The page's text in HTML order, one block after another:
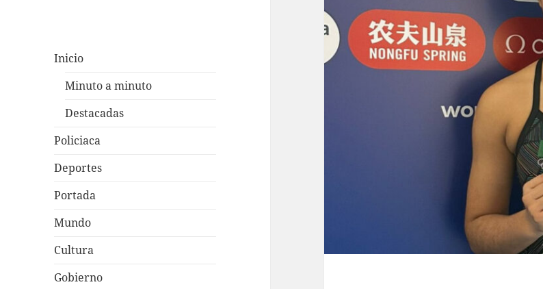
Inicio
Minuto a minuto
Destacadas
Policiaca
Deportes
Portada
Mundo
Cultura
Gobierno